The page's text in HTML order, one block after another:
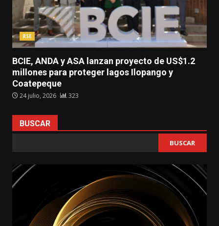
RSE
BCIE, ANDA y ASA lanzan proyecto de US$1.2
millones para proteger lagos Ilopango y
Coatepeque
24 julio, 2026 323
BUSCAR
BUSCAR